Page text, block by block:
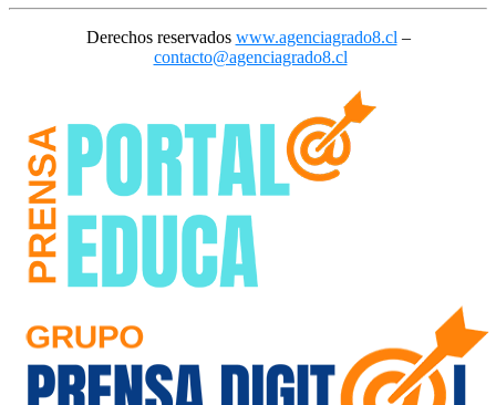
Derechos reservados www.agenciagrado8.cl –
contacto@agenciagrado8.cl